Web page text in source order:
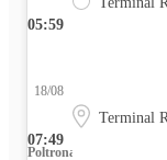
05:59
07:49
18/08
Terminal
Poltrona